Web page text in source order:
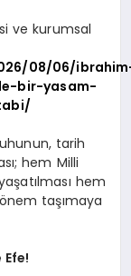
ve kurumsal
08/06/
bir-yasam-
tarih
hem Milli
hem
taşımaya